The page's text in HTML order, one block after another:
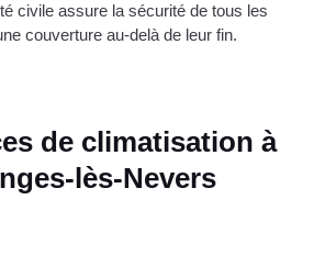
civile assure la sécurité de tous les
couverture au-delà de leur fin.
de climatisation à
lès-Nevers